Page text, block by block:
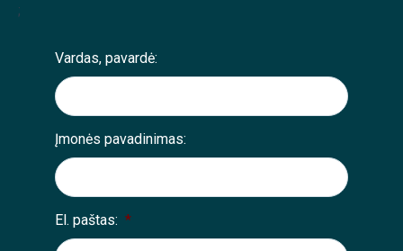
;
Vardas, pavardė:
Įmonės pavadinimas:
El. paštas: *